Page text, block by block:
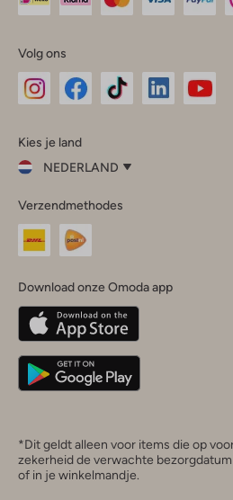
Volg ons
InstagramFacebook
Kies je land
NEDERLAND
je
land
Nederland
Belgique(Français)
Deutschland
Verzendmethodes
Download onze Omoda app
*Dit geldt alleen voor items die op
zekerheid de verwachte
of in je winkelmandje.